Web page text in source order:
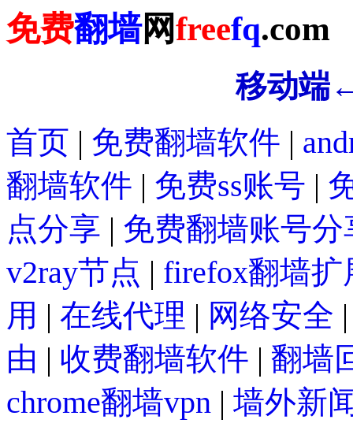
免费翻墙网freefq.com
移动端
首页 | 免费翻墙软件 |
翻墙软件 | 免费ss账号 |
点分享 | 免费翻墙账号分
v2ray节点 | firefox翻墙扩
用 | 在线代理 | 网络安全
由 | 收费翻墙软件 | 翻墙
chrome翻墙vpn | 墙外新